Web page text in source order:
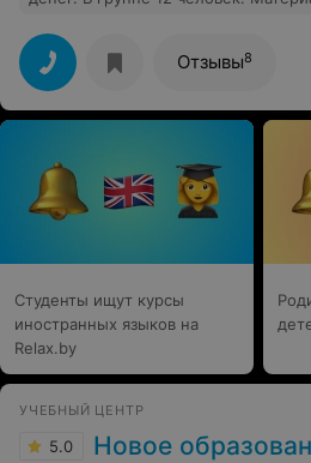
произношении иностранных слов и
забывал высылать домашнее
сумму можно нанять репетитора на
который даст всю базу и будет
прогресс, а не группы в целом.
Отзывы8
Студенты ищут курсы
иностранных языков на
Relax.by
УЧЕБНЫЙ ЦЕНТР
5.0 Новое